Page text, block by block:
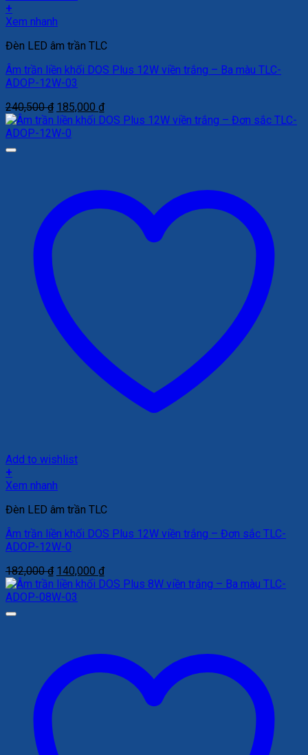
+
Xem nhanh
Đèn LED âm trần TLC
Âm trần liền khối DOS Plus 12W viền trắng – Ba màu TLC-
ADOP-12W-03
240,500₫ Giá
gốc
là:
185,000 ₫Giá
hiện
Add to wishlist
+
Xem nhanh
Đèn LED âm trần TLC
Âm trần liền khối DOS Plus 12W viền trắng – Đơn sắc TLC-
ADOP-12W-0
182,000₫ Giá
gốc
là:
140,000 ₫Giá
hiện